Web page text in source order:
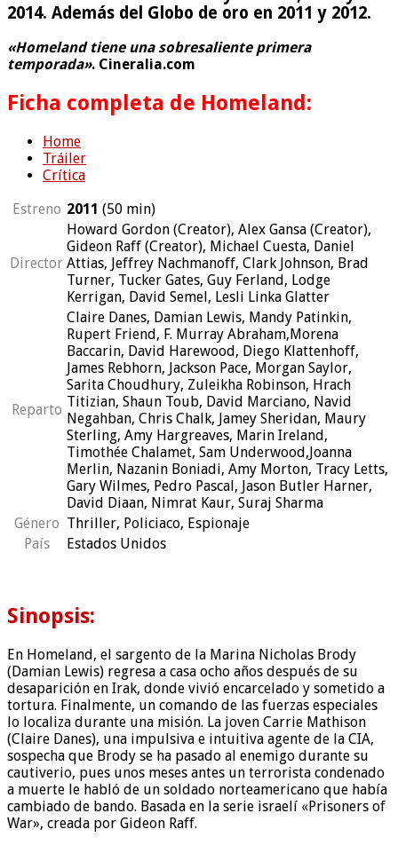
2014. Además del Globo de oro en 2011 y 2012.
«Homeland tiene una sobresaliente primera
temporada». Cineralia.com
Ficha completa de Homeland:
Home
Tráiler
Crítica
Estreno 2011 (50 min)
Director
Howard Gordon (Creator), Alex Gansa (Creator),
Gideon Raff (Creator), Michael Cuesta, Daniel
Attias, Jeffrey Nachmanoff, Clark Johnson, Brad
Turner, Tucker Gates, Guy Ferland, Lodge
Kerrigan, David Semel, Lesli Linka Glatter
Reparto
Claire Danes, Damian Lewis, Mandy Patinkin,
Rupert Friend, F. Murray Abraham,Morena
Baccarin, David Harewood, Diego Klattenhoff,
James Rebhorn, Jackson Pace, Morgan Saylor,
Sarita Choudhury, Zuleikha Robinson, Hrach
Titizian, Shaun Toub, David Marciano, Navid
Negahban, Chris Chalk, Jamey Sheridan, Maury
Sterling, Amy Hargreaves, Marin Ireland,
Timothée Chalamet, Sam Underwood,Joanna
Merlin, Nazanin Boniadi, Amy Morton, Tracy Letts,
Gary Wilmes, Pedro Pascal, Jason Butler Harner,
David Diaan, Nimrat Kaur, Suraj Sharma
Género Thriller, Policiaco, Espionaje
País
Estados Unidos
Sinopsis:
En Homeland, el sargento de la Marina Nicholas Brody
(Damian Lewis) regresa a casa ocho años después de su
desaparición en Irak, donde vivió encarcelado y sometido a
tortura. Finalmente, un comando de las fuerzas especiales
lo localiza durante una misión. La joven Carrie Mathison
(Claire Danes), una impulsiva e intuitiva agente de la CIA,
sospecha que Brody se ha pasado al enemigo durante su
cautiverio, pues unos meses antes un terrorista condenado
a muerte le habló de un soldado norteamericano que había
cambiado de bando. Basada en la serie israelí «Prisoners of
War», creada por Gideon Raff.